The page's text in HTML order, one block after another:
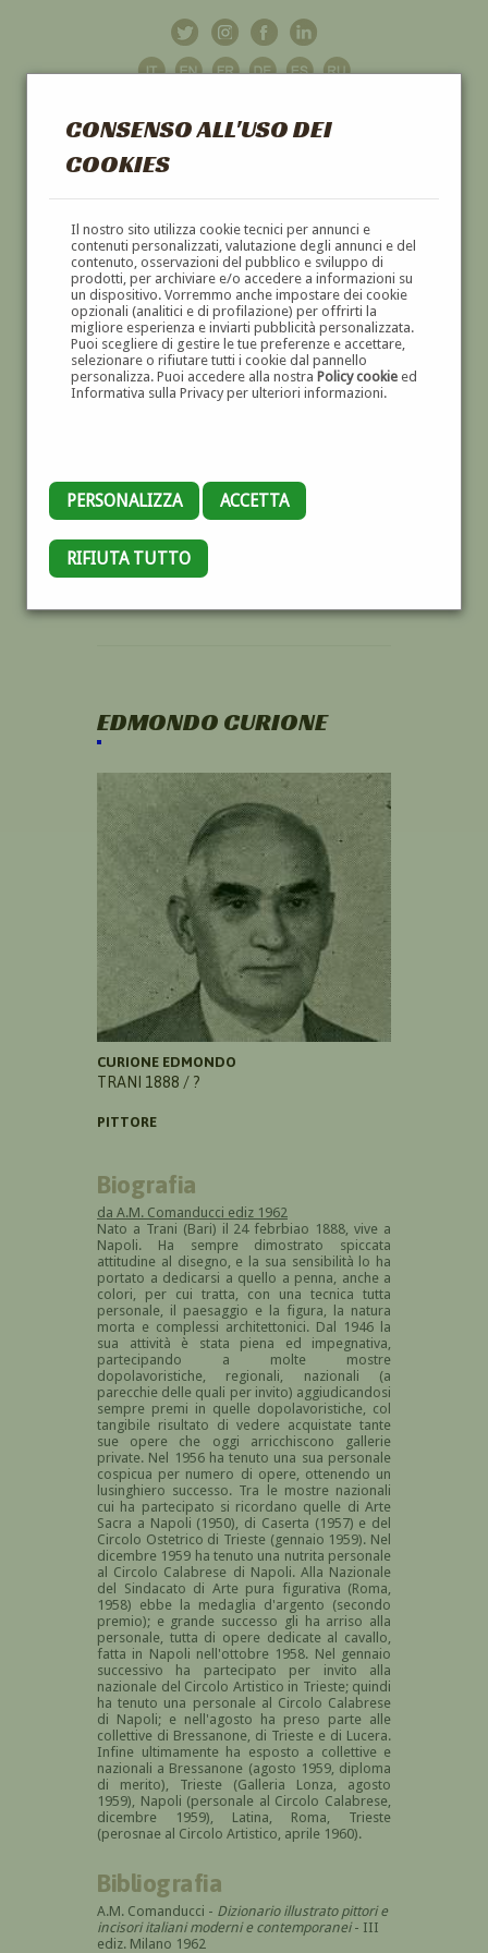
CONSENSO ALL'USO DEI
COOKIES
Il nostro sito utilizza cookie tecnici per annunci e
contenuti personalizzati, valutazione degli annunci e del
contenuto, osservazioni del pubblico e sviluppo di
prodotti, per archiviare e/o accedere a informazioni su
un dispositivo. Vorremmo anche impostare dei cookie
opzionali (analitici e di profilazione) per offrirti la
migliore esperienza e inviarti pubblicità personalizzata.
Puoi scegliere di gestire le tue preferenze e accettare,
selezionare o rifiutare tutti i cookie dal pannello
personalizza. Puoi accedere alla nostra Policy cookieed
Informativa sulla Privacy per ulteriori informazioni.
PERSONALIZZA ACCETTA
RIFIUTA TUTTO
GALLERIAD'ARTE
DIPINTI E SCULTURE '800 E '900
EDMONDO CURIONE
CURIONE EDMONDO
TRANI 1888 / ?
PITTORE
Biografia
da A.M. Comanducci ediz 1962
Nato a Trani (Bari) il 24 febrbiao 1888, vive a
Napoli. Ha sempre dimostrato spiccata
attitudine al disegno, e la sua sensibilità lo ha
portato a dedicarsi a quello a penna, anche a
colori, per cui tratta, con una tecnica tutta
personale, il paesaggio e la figura, la natura
morta e complessi architettonici. Dal 1946 la
sua attività è stata piena ed impegnativa,
partecipando a molte mostre
dopolavoristiche, regionali, nazionali (a
parecchie delle quali per invito) aggiudicandosi
sempre premi in quelle dopolavoristiche, col
tangibile risultato di vedere acquistate tante
sue opere che oggi arricchiscono gallerie
private. Nel 1956 ha tenuto una sua personale
cospicua per numero di opere, ottenendo un
lusinghiero successo. Tra le mostre nazionali
cui ha partecipato si ricordano quelle di Arte
Sacra a Napoli (1950), di Caserta (1957) e del
Circolo Ostetrico di Trieste (gennaio 1959). Nel
dicembre 1959 ha tenuto una nutrita personale
al Circolo Calabrese di Napoli. Alla Nazionale
del Sindacato di Arte pura figurativa (Roma,
1958) ebbe la medaglia d'argento (secondo
premio); e grande successo gli ha arriso alla
personale, tutta di opere dedicate al cavallo,
fatta in Napoli nell'ottobre 1958. Nel gennaio
successivo ha partecipato per invito alla
nazionale del Circolo Artistico in Trieste; quindi
ha tenuto una personale al Circolo Calabrese
di Napoli; e nell'agosto ha preso parte alle
collettive di Bressanone, di Trieste e di Lucera.
Infine ultimamente ha esposto a collettive e
nazionali a Bressanone (agosto 1959, diploma
di merito), Trieste (Galleria Lonza, agosto
1959), Napoli (personale al Circolo Calabrese,
dicembre 1959), Latina, Roma, Trieste
(perosnae al Circolo Artistico, aprile 1960).
Bibliografia
A.M. Comanducci - Dizionario illustrato pittori e
incisori italiani moderni e contemporanei- III
ediz. Milano 1962